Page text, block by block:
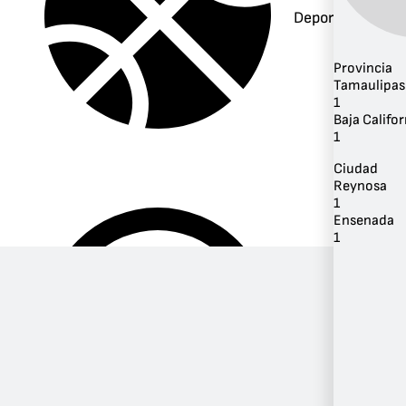
Deportes
Provincia
Tamaulipas
1
Baja
1
Ciudad
Reynosa
1
Ensenada
1